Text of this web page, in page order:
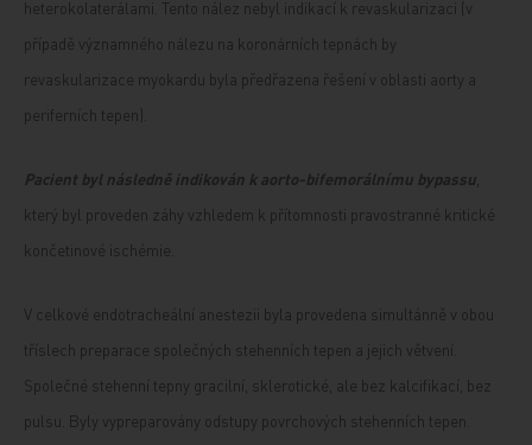
heterokolaterálami. Tento nález nebyl indikací k revaskularizaci (v
případě významného nálezu na koronárních tepnách by
revaskularizace myokardu byla předřazena řešení v oblasti aorty a
periferních tepen).
Pacient byl následně indikován k aorto-bifemorálnímu bypassu
který byl proveden záhy vzhledem k přítomnosti pravostranné kritické
končetinové ischémie.
V celkové endotracheální anestezii byla provedena simultánně v obou
tříslech preparace společných stehenních tepen a jejich větvení.
Společné stehenní tepny gracilní, sklerotické, ale bez kalcifikací, bez
pulsu. Byly vypreparovány odstupy povrchových stehenních tepen.